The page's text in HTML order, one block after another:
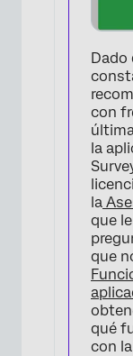
Dado
con
la
la
que
que
qué
con